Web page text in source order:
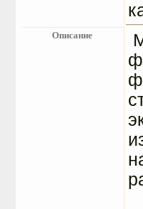
Описание